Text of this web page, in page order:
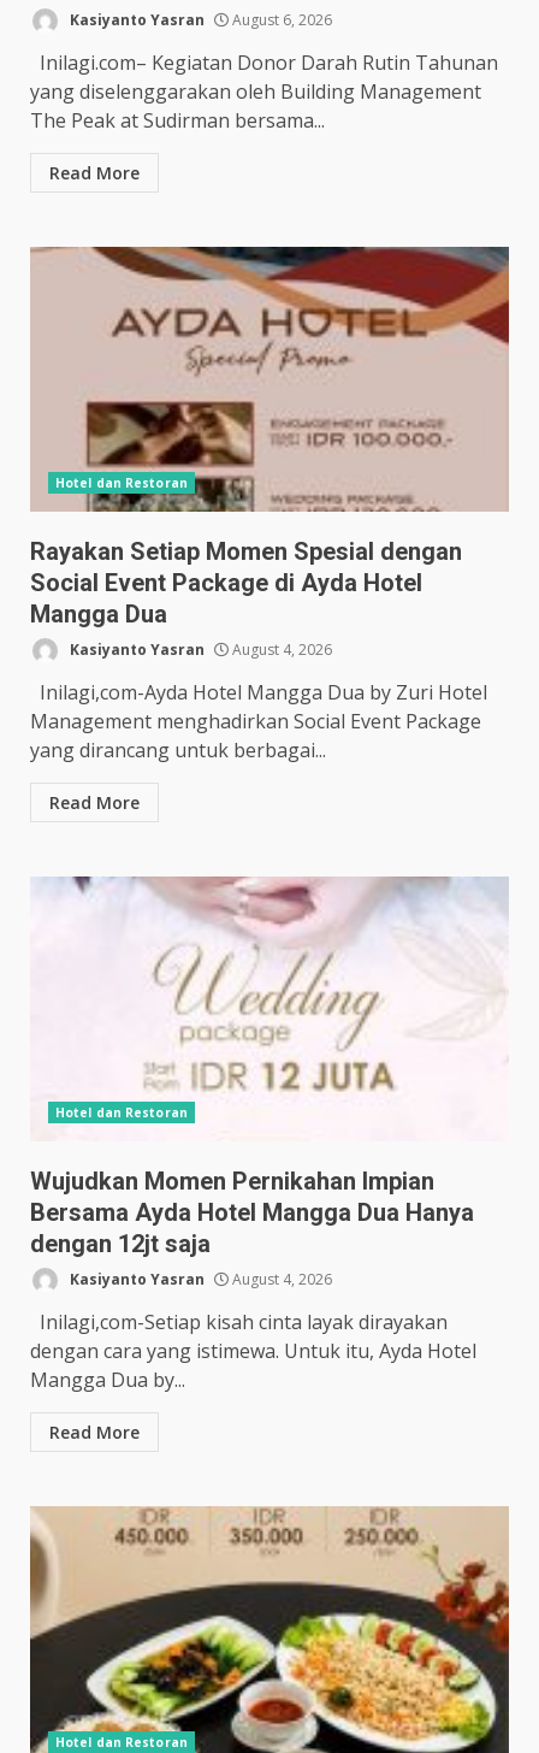
Kasiyanto Yasran August 6, 2026
Inilagi.com– Kegiatan Donor Darah Rutin Tahunan
yang diselenggarakan oleh Building Management
The Peak at Sudirman bersama...
Read More
Hotel dan Restoran
Rayakan Setiap Momen Spesial dengan
Social Event Package di Ayda Hotel
Mangga Dua
Kasiyanto Yasran August 4, 2026
Inilagi,com-Ayda Hotel Mangga Dua by Zuri Hotel
Management menghadirkan Social Event Package
yang dirancang untuk berbagai...
Read More
Hotel dan Restoran
Wujudkan Momen Pernikahan Impian
Bersama Ayda Hotel Mangga Dua Hanya
dengan 12jt saja
Kasiyanto Yasran August 4, 2026
Inilagi,com-Setiap kisah cinta layak dirayakan
dengan cara yang istimewa. Untuk itu, Ayda Hotel
Mangga Dua by...
Read More
Hotel dan Restoran